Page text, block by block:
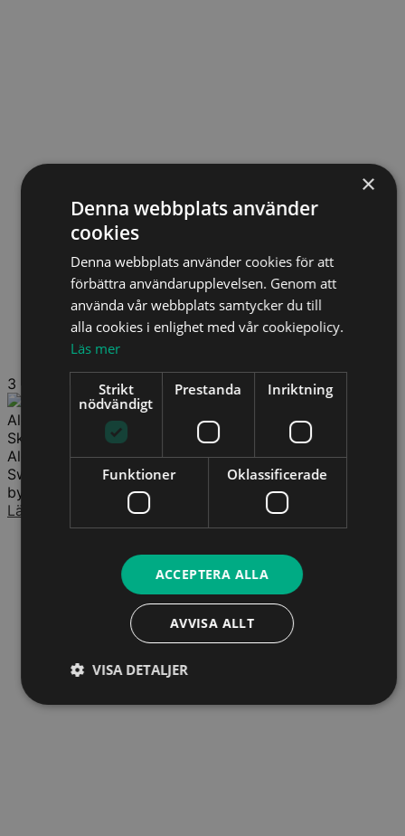
3
Alexander Sjöwall
Skattejurist
Alexander är verksam som skattejurist på Bloc Tax
Sweden AB med särskild inriktning mot fastighets- och
byggsektorn. Utbildad jurist och...
Läs mer
×
Denna webbplats använder
cookies
Denna webbplats använder cookies för att
förbättra användarupplevelsen. Genom att
använda vår webbplats samtycker du till
alla cookies i enlighet med vår cookiepolicy.
Läs mer
Strikt
nödvändigt
Prestanda Inriktning
Funktioner Oklassificerade
ACCEPTERA ALLA
AVVISA ALLT
VISA DETALJER